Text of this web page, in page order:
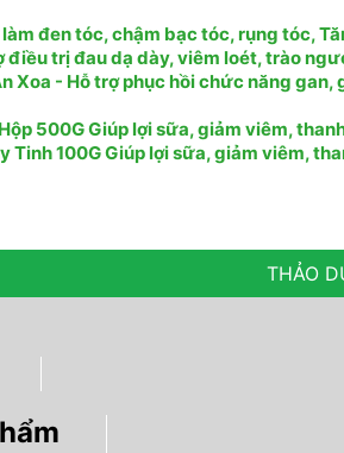
làm đen tóc, chậm bạc tóc, rụng tóc,
điều trị đau dạ dày, viêm loét, trào
Xoa - Hỗ trợ phục hồi chức năng
500G Giúp lợi sữa, giảm viêm,
Tinh 100G Giúp lợi sữa, giảm viêm,
THẢO